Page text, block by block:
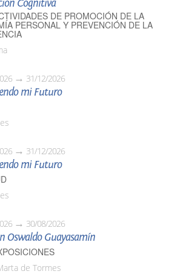
Cognitiva
DE PROMOCIÓN DE LA
PERSONAL Y PREVENCIÓN DE LA
31/12/2026
mi Futuro
31/12/2026
mi Futuro
30/08/2026
Oswaldo Guayasamín
de Tormes